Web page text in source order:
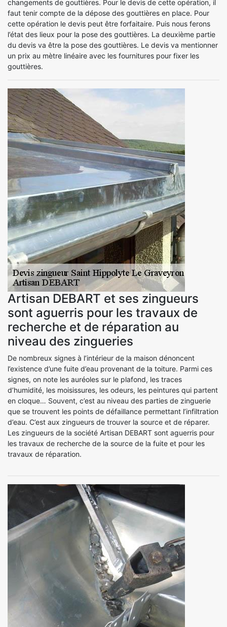
changements de gouttières. Pour le devis de cette opération, il
faut tenir compte de la dépose des gouttières en place. Pour
cette opération le devis peut être forfaitaire. Puis nous ferons
l’état des lieux pour la pose des gouttières. La deuxième partie
du devis va être la pose des gouttières. Le devis va mentionner
un prix au mètre linéaire avec les fournitures pour fixer les
gouttières.
Artisan DEBART et ses zingueurs
sont aguerris pour les travaux de
recherche et de réparation au
niveau des zingueries
De nombreux signes à l’intérieur de la maison dénoncent
l’existence d’une fuite d’eau provenant de la toiture. Parmi ces
signes, on note les auréoles sur le plafond, les traces
d’humidité, les moisissures, les odeurs, les peintures qui partent
en cloque… Souvent, c’est au niveau des parties de zinguerie
que se trouvent les points de défaillance permettant l’infiltration
d’eau. C’est aux zingueurs de trouver la source et de réparer.
Les zingueurs de la société Artisan DEBART sont aguerris pour
les travaux de recherche de la source de la fuite et pour les
travaux de réparation.